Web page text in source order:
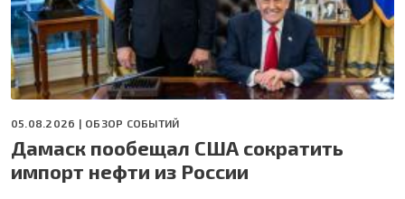
05.08.2026 | ОБЗОР СОБЫТИЙ
Дамаск пообещал США сократить
импорт нефти из России